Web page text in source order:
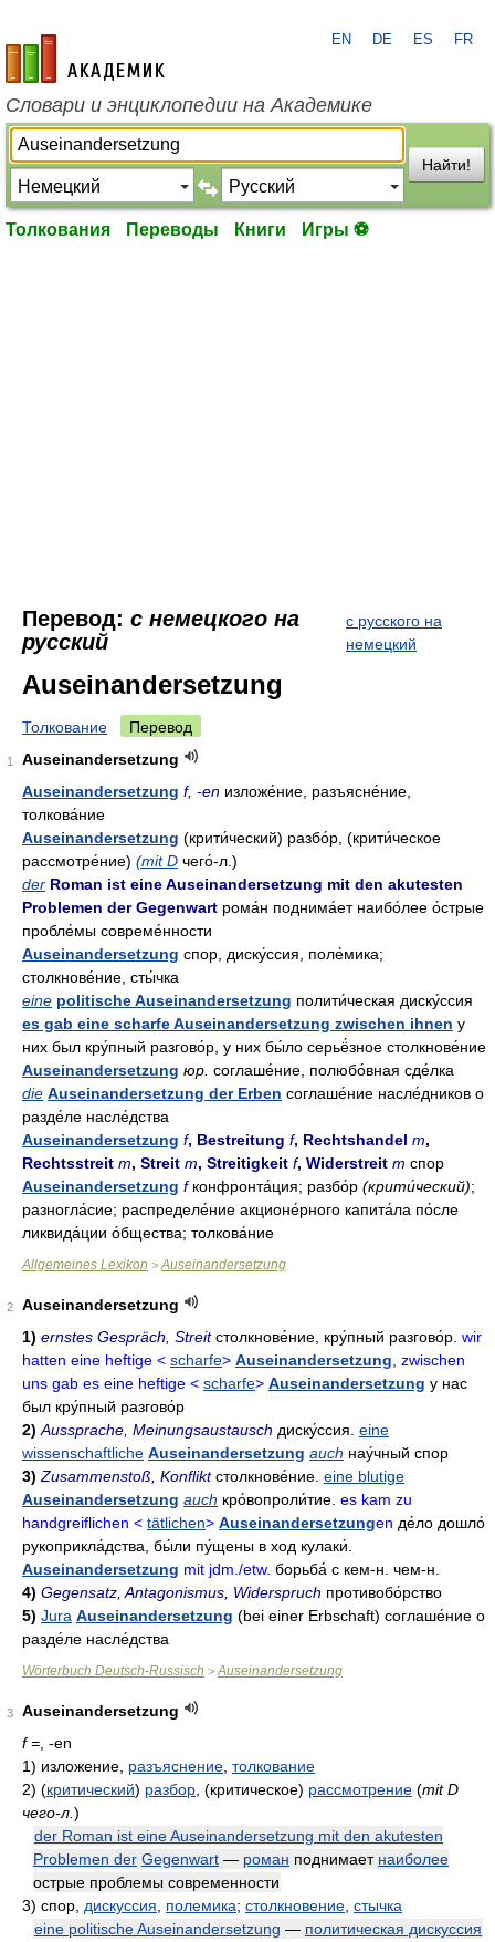
academic.ru
EN DE ES FR
Словари и энциклопедии на Академике
Найти!
Толкования Переводы Книги Игры ⚽
Перевод: с немецкого на
русский
с русского на
немецкий
Auseinandersetzung
Толкование Перевод
1
Auseinandersetzung
Auseinandersetzung f, -en изложе́ние, разъясне́ние,
толкова́ние
Auseinandersetzung (крити́ческий) разбо́р, (крити́ческое
рассмотре́ние) (mit D чего́-л.)
der Roman ist eine Auseinandersetzung mit den akutesten
Problemen der Gegenwart рома́н поднима́ет наибо́лее о́стрые
пробле́мы совреме́нности
Auseinandersetzung спор, диску́ссия, поле́мика;
столкнове́ние, сты́чка
eine politische Auseinandersetzung полити́ческая диску́ссия
es gab eine scharfe Auseinandersetzung zwischen ihnen у
них был кру́пный разгово́р, у них бы́ло серьё́зное столкнове́ние
Auseinandersetzung юр. соглаше́ние, полюбо́вная сде́лка
die Auseinandersetzung der Erben соглаше́ние насле́дников о
разде́ле насле́дства
Auseinandersetzung f, Bestreitung f, Rechtshandel m,
Rechtsstreit m, Streit m, Streitigkeit f, Widerstreit m спор
Auseinandersetzung fконфронта́ция; разбо́р (крити́ческий);
разногла́сие; распределе́ние акционе́рного капита́ла по́сле
ликвида́ции о́бщества; толкова́ние
Allgemeines Lexikon > Auseinandersetzung
2
Auseinandersetzung
1) ernstes Gespräch, Streit столкнове́ние кру́пный разгово́р wir
hatten eine heftige < scharfe> Auseinandersetzung , zwischen
uns gab es eine heftige < scharfe> Auseinandersetzung у нас
был кру́пный разгово́р
2) Aussprache, Meinungsaustausch диску́ссия eine
wissenschaftliche Auseinandersetzung auch нау́чный спор
3) Zusammenstoß, Konflikt столкнове́ние eine blutige
Auseinandersetzung auch кро́вопроли́тие es kam zu
handgreiflichen < tätlichen> Auseinandersetzungen де́ло дошло́
рукоприкла́дства бы́ли пу́щены в ход кулаки́
Auseinandersetzung mit jdm./etw. борьба́ с кем-н . чем-н.
4) Gegensatz, Antagonismus, Widerspruch противобо́рство
5) Jura Auseinandersetzung (bei einer Erbschaft) соглаше́ние о
разде́ле насле́дства
Wörterbuch Deutsch-Russisch > Auseinandersetzung
3
Auseinandersetzung
f = , -en
1) изложение, разъяснение толкование
2) (критический) разбор , (критическое) рассмотрение (mit D
чего-л. )
der Roman ist eine Auseinandersetzung mit den akutesten
Problemen der Gegenwart — роман поднимает наиболее
острые проблемы современности
3) спор, дискуссия полемика; столкновение стычка
eine politische Auseinandersetzung — политическая дискуссия